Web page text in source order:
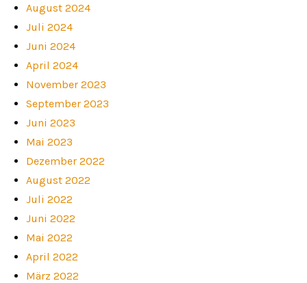
August 2024
Juli 2024
Juni 2024
April 2024
November 2023
September 2023
Juni 2023
Mai 2023
Dezember 2022
August 2022
Juli 2022
Juni 2022
Mai 2022
April 2022
März 2022